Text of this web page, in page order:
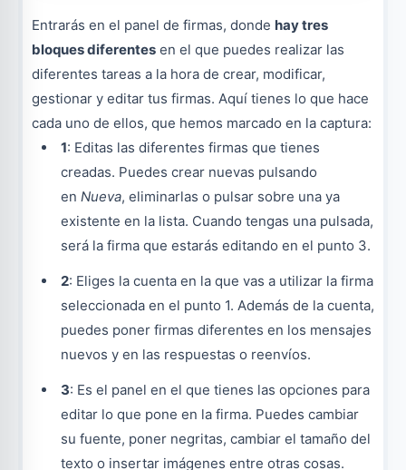
Entrarás en el panel de firmas, donde hay tres
bloques diferentes en el que puedes realizar las
diferentes tareas a la hora de crear, modificar,
gestionar y editar tus firmas. Aquí tienes lo que hace
cada uno de ellos, que hemos marcado en la captura:
1: Editas las diferentes firmas que tienes
creadas. Puedes crear nuevas pulsando
en Nueva, eliminarlas o pulsar sobre una ya
existente en la lista. Cuando tengas una pulsada,
será la firma que estarás editando en el punto 3.
2: Eliges la cuenta en la que vas a utilizar la firma
seleccionada en el punto 1. Además de la cuenta,
puedes poner firmas diferentes en los mensajes
nuevos y en las respuestas o reenvíos.
3: Es el panel en el que tienes las opciones para
editar lo que pone en la firma. Puedes cambiar
su fuente, poner negritas, cambiar el tamaño del
texto o insertar imágenes entre otras cosas.